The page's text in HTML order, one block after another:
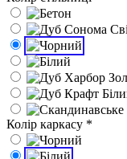
Колір каркасу *